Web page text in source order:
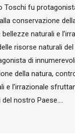
Toschi fu
conservazione
naturali e
risorse naturali
di
della natura,
e l’irrazionale
nostro Paese.…